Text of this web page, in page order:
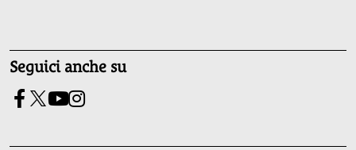
Seguici anche su